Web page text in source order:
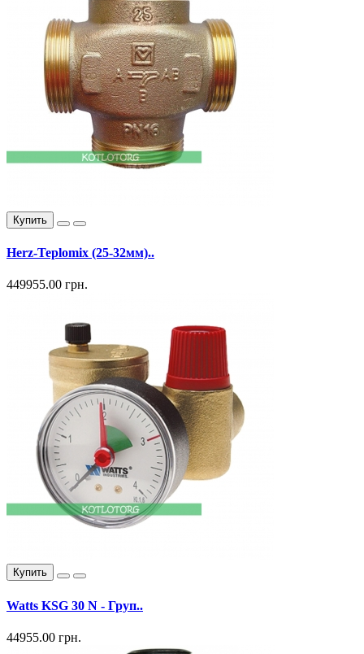
Купить
Herz-Teplomix (25-32мм)..
449955.00 грн.
Купить
Watts KSG 30 N - Груп..
44955.00 грн.